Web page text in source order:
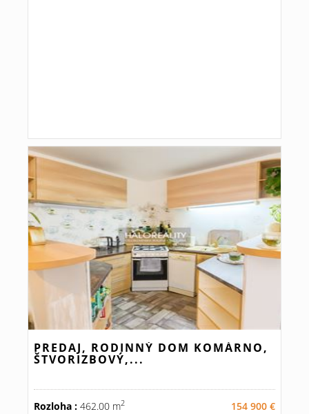
PREDAJ, RODINNÝ DOM KOMÁRNO,
ŠTVORIZBOVÝ,...
Rozloha : 462.00 m2
154 900 €